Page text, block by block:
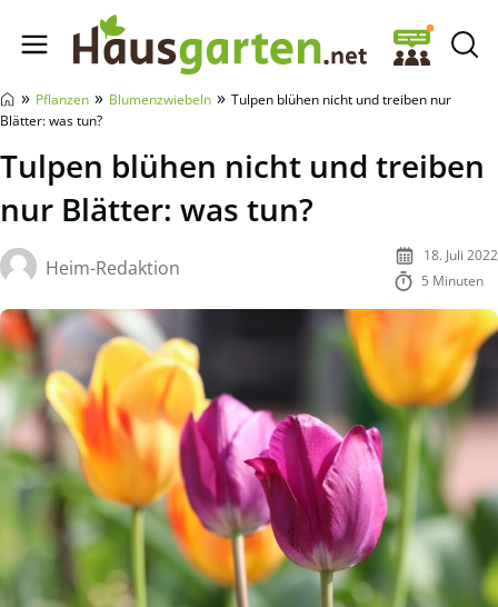
Hausgarten.net
» Pflanzen » Blumenzwiebeln » Tulpen blühen nicht und treiben nur
Blätter: was tun?
Tulpen blühen nicht und treiben
nur Blätter: was tun?
Heim-Redaktion
18. Juli 2022
5 Minuten